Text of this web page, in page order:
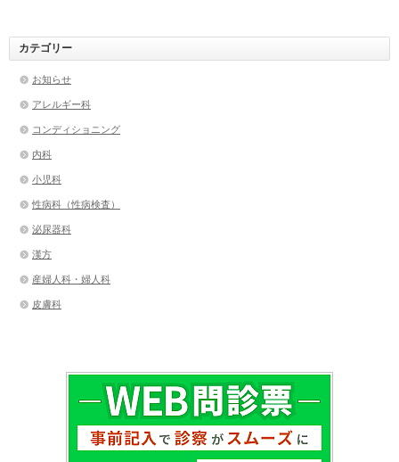
カテゴリー
お知らせ
アレルギー科
コンディショニング
内科
小児科
性病科（性病検査）
泌尿器科
漢方
産婦人科・婦人科
皮膚科